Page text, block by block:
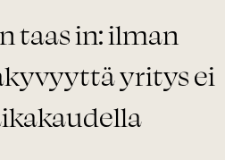
taas in: ilman
yritys ei